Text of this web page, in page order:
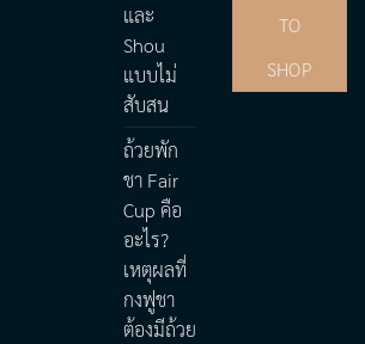
และ
Shou
แบบไม่
สับสน
ถ้วยพัก
ชา Fair
Cup คือ
อะไร?
เหตุผลที่
กงฟูชา
ต้องมีถ้วย
TO
SHOP